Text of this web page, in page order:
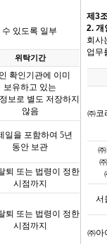
있도록 일부
위탁기간
확인기관에 이미
보유하고 있는
보로 별도 저장하지
않음
일을 포함하여 5년
동안 보관
퇴 또는 법령이 정한
시점까지
퇴 또는 법령이 정한
시점까지
제 3
2. 개
회사
업무
㈜코
㈜
서
㈜아